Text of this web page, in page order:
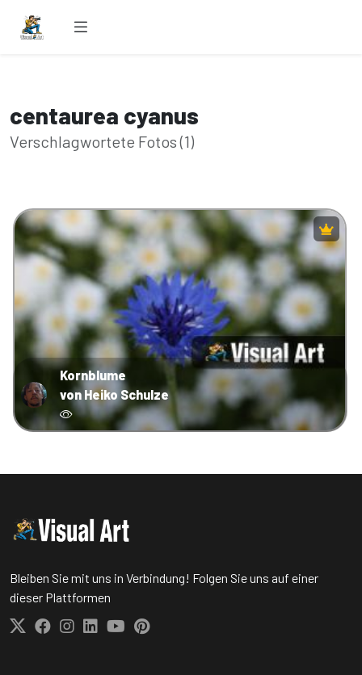
centaurea cyanus
Verschlagwortete Fotos (1)
Kornblume
von Heiko Schulze
Bleiben Sie mit uns in Verbindung! Folgen Sie uns auf einer
dieser Plattformen